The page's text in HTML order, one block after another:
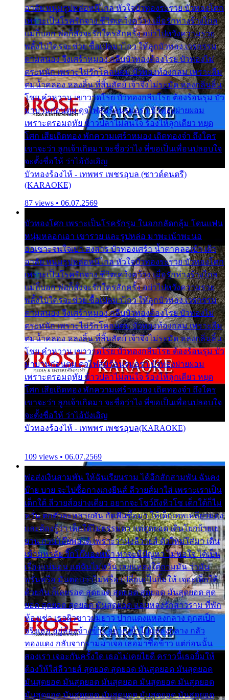
อาลัย หนุ่มรูปหล่อหนีไกล หัวใจบัวทองระรวย บัวทองโศก
เพราะเป็นโรครักจาง ชีวิตเคว้งคว้าง เมื่อรักห่างร้างไกล
แม่ก็บอก พ่อก็สั่งจะรักใครสักครั้ง อย่าไปหวังความรวย
พลั้งไปใครจะช่วย ซื้อเปลมาไกว ให้ลูกบัวทอง เวรกรรม
ตามสนอง จึงเศร้าหมอง กลีบบัวทองต้องโรย บัวทองไม่
ตระหนัก เพราะไม่รักโคลนตม บัวทองท้องกลม เพราะลืม
ตมน้ำคลอง หลงลิ้น ที่สิ้นสัตย์ เจ้าจึงไม่ระมัด หลงกลิ่นลิ้น
โชย คำหวาน เขาวาดโรย บัวทองกลีบโรย ต้องร้อนรุม บัว
มาบานก่อนตูม ดุจไฟสุมร้อนรุมอุรา บัวทองผ่ายผอม
เพราะตรอมฤทัย ข้าวปลาไม่สนใจ ร้องไห้ลูกเดียว หยุด
โศก เสียเถิดทอง พักความเศร้าหมอง เถิดทองจ๋า ถึงใคร
เขาจะว่า ลูกเจ้าเกิดมา จะชื่อว่าไง พี่ขอเป็นเพื่อนปลอบใจ
จะตั้งชื่อให้ ว่าไอ้บังเอิญ
บัวทองร้องไห้ - เทพพร เพชรอุบล (ซาวด์ดนตรี)
(KARAOKE)
87 views • 06.07.2569
บัวทองโศก เพราะเป็นโรครักรุม ในอกกลัดกลุ้ม โดนแฟน
หนุ่มหลอกเอา เขารวย และรูปหล่อ มาพะเน้าพะนอ
ออเซาะจนใจเบา สงสาร บัวทองเศร้า น้ำตาคลอเบ้า เฝ้า
อาลัย หนุ่มรูปหล่อหนีไกล หัวใจบัวทองระรวย บัวทองโศก
เพราะเป็นโรครักจาง ชีวิตเคว้งคว้าง เมื่อรักห่างร้างไกล
แม่ก็บอก พ่อก็สั่งจะรักใครสักครั้ง อย่าไปหวังความรวย
พลั้งไปใครจะช่วย ซื้อเปลมาไกว ให้ลูกบัวทอง เวรกรรม
ตามสนอง จึงเศร้าหมอง กลีบบัวทองต้องโรย บัวทองไม่
ตระหนัก เพราะไม่รักโคลนตม บัวทองท้องกลม เพราะลืม
ตมน้ำคลอง หลงลิ้น ที่สิ้นสัตย์ เจ้าจึงไม่ระมัด หลงกลิ่นลิ้น
โชย คำหวาน เขาวาดโรย บัวทองกลีบโรย ต้องร้อนรุม บัว
มาบานก่อนตูม ดุจไฟสุมร้อนรุมอุรา บัวทองผ่ายผอม
เพราะตรอมฤทัย ข้าวปลาไม่สนใจ ร้องไห้ลูกเดียว หยุด
โศก เสียเถิดทอง พักความเศร้าหมอง เถิดทองจ๋า ถึงใคร
เขาจะว่า ลูกเจ้าเกิดมา จะชื่อว่าไง พี่ขอเป็นเพื่อนปลอบใจ
จะตั้งชื่อให้ ว่าไอ้บังเอิญ
บัวทองร้องไห้ - เทพพร เพชรอุบล(KARAOKE)
109 views • 06.07.2569
พ่อส่งเงินสามพัน ให้ฉันเรียนราม ได้อีกสักสามพัน ฉันคง
บ๊าย บาย จะไปซื้อกางเกงยีนส์ ลีวายส์มาใส่ เพราะเราเป็น
เด็กใต้ ลีวายส์อย่างเดียว อยากจะโชว์ถึงหิวโซ เด็กใต้ก็ไม่
หวั่น ตกตัวละหลายพัน กัดฟันซื้อมา ให้เด็กเทพเหลียวมอง
และต้องรู้ว่า เด็กใต้ไม่ธรรมดา แต่สุดยอด เดินโยกย้ายเย
ยวน กวนโอ๊ยพอได้ เพราะว่านุ่งลีวายส์ ตัวใหม่ใส่มา เดิน
เข้ามหาลัย จิ๊กโก๊มองหน้า ท่าจะมีปัญหา ไม่พอใจ ได้เป็น
เรื่องแน่นอน แต่ฉันไม่หวั่น เลยแหลงใต้ถามมัน ว่ามัน
พรั่นพรือ มันตอบว่าไม่พรื่อ เปลี่ยนเป็นยิ้มให้ เจอะเด็กใต้
ด้วยกัน ก็เลยรอด สุดยอด สุดยอด สุดยอด มันสุดยอด สุด
ยอด สุดยอด สุดยอด มันสุดยอด แอบหลงรักสาวราม ที่พัก
ห้องเช่า เธอผิวขาวผมยาว ปากแดงแหลงกลาง ถูกสเป็ก
จริงเธอ อยู่ห้องข้างข้าง อยากเข้าไปแหลงกลาง กลัว
ทองแดง กลับจากรามมาเจอ เธอมาซื้อข้าว แต่ก่อนนั้น
สองเรา เจอะกันครั้งใด เธอไม่เคยไยดี คราวนี้เธอยิ้มให้
ต้องให้ใส่ลีวายส์ สุดยอด สุดยอด มันสุดยอด มันสุดยอด
มันสุดยอด มันสุดยอด มันสุดยอด มันสุดยอด มันสุดยอด
มันสุดยอด มันสุดยอด มันสุดยอด มันสุดยอด มันสุดยอด